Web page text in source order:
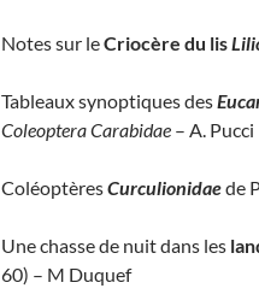
Notes sur leCriocère du lis
Tableaux synoptiques des
Coleoptera Carabidae – A. Pucci
ColéoptèresCurculionidaede
Une chasse de nuit dans les
60) – M Duquef